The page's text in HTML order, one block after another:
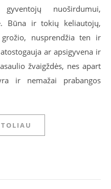
nuoširdumui,
Būna ir tokių keliautojų,
nusprendžia ten ir
ar apsigyvena ir
žvaigždės, nes apart
ir nemažai prabangos